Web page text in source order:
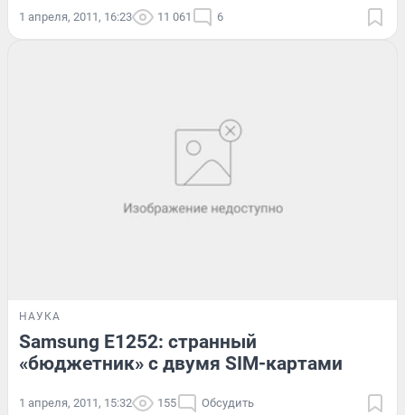
1 апреля, 2011, 16:23 11 061 6
НАУКА
Samsung E1252: странный
«бюджетник» с двумя SIM-картами
1 апреля, 2011, 15:32 155 Обсудить